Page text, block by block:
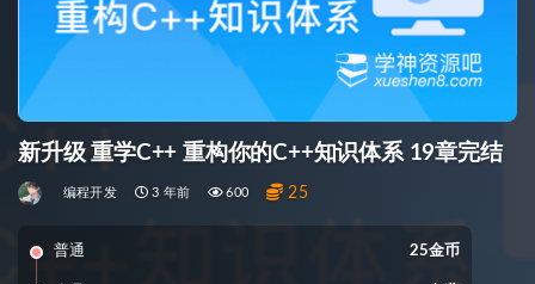
新升级 重学C++ 重构你的C++知识体系 19章完结
编程开发 3 年前 600 25
普通 25金币